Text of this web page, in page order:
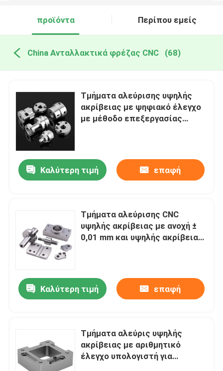
προϊόντα Περίπου εμείς
China Ανταλλακτικά φρέζας CNC (68)
Τμήματα αλεύρισης υψηλής
ακρίβειας με ψηφιακό έλεγχο
με μέθοδο επεξεργασίας
Καλύτερη τιμή επαφή
Τμήματα αλεύρισης CNC
υψηλής ακρίβειας με ανοχή ±
0,01 mm και υψηλής ακρίβειας
Καλύτερη τιμή επαφή
Τμήματα αλεύρις υψηλής
ακρίβειας με αριθμητικό
έλεγχο υπολογιστή για